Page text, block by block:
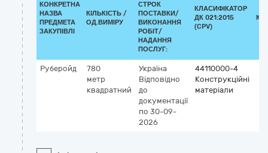
КОНКРЕТНА
НАЗВА
ПРЕДМЕТА
ЗАКУПІВЛІ
КІЛЬКІСТЬ /
ОД.ВИМІРУ
СТРОК
ПОСТАВКИ/
ВИКОНАННЯ
РОБІТ/
НАДАННЯ
ПОСЛУГ:
КЛАСИФІКАТОР
ДК 021:2015
(CPV)
Руберойд
780
метр
квадратний
Україна
Відповідно
до
документації
по 30-09-
2026
44110000-4
Конструкційні
матеріали